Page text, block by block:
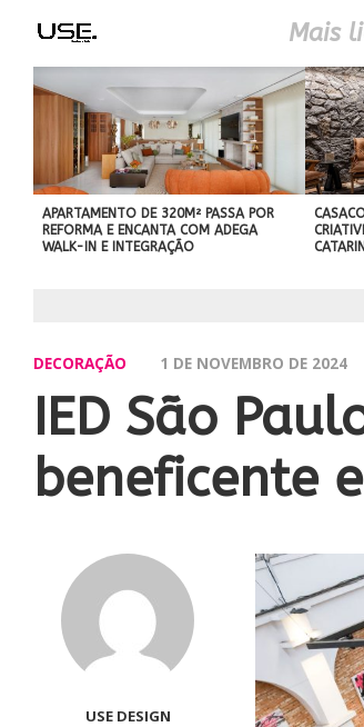
Mais
BEST
NO
APARTAMENTO DE 320M² PASSA POR
REFORMA E ENCANTA COM ADEGA
WALK-IN E INTEGRAÇÃO
DECORAÇÃO 1 DE NOVEMBRO DE 2024
IED São
beneficente
USE DESIGN